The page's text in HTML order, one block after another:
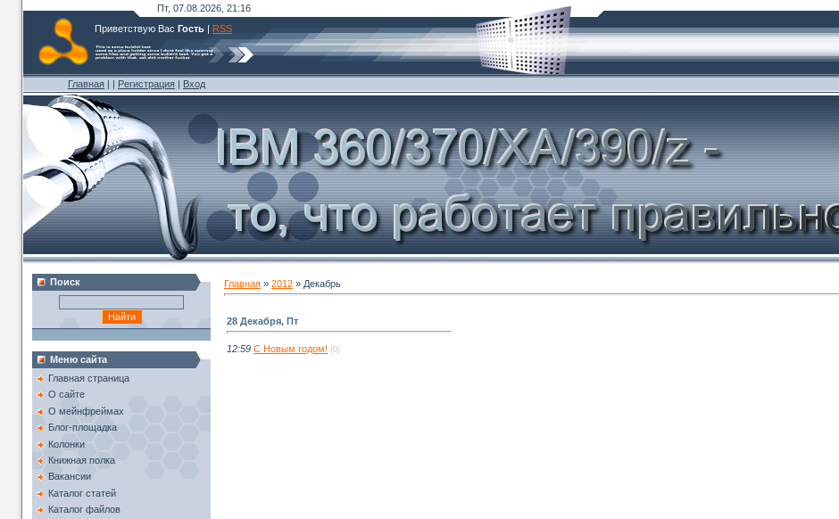
Пт, 07.08.2026, 21:16
Приветствую Вас Гость | RSS
Главная | | Регистрация | Вход
Поиск
Меню сайта
Главная страница
О сайте
О мейнфреймах
Блог-площадка
Колонки
Книжная полка
Вакансии
Каталог статей
Каталог файлов
Главная » 2012 » Декабрь
28 Декабря, Пт
12:59 С Новым годом! (0)